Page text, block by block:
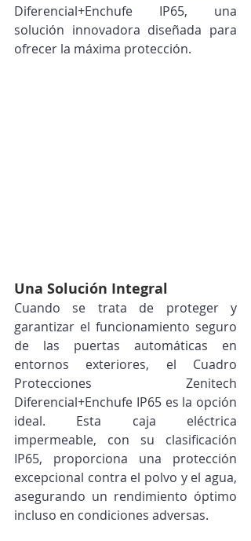
Diferencial+Enchufe IP65, una
solución innovadora diseñada para
ofrecer la máxima protección.
Una Solución Integral
Cuando se trata de proteger y
garantizar el funcionamiento seguro
de las puertas automáticas en
entornos exteriores, el Cuadro
Protecciones Zenitech
Diferencial+Enchufe IP65 es la opción
ideal. Esta caja eléctrica
impermeable, con su clasificación
IP65, proporciona una protección
excepcional contra el polvo y el agua,
asegurando un rendimiento óptimo
incluso en condiciones adversas.